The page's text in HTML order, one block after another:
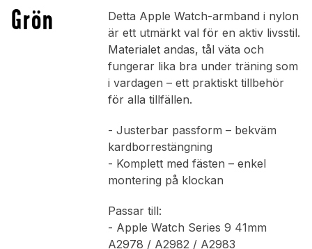
Grön
Detta Apple Watch-armband i nylon
är ett utmärkt val för en aktiv livsstil.
Materialet andas, tål väta och
fungerar lika bra under träning som
i vardagen – ett praktiskt tillbehör
för alla tillfällen.
- Justerbar passform – bekväm
kardborrestängning
- Komplett med fästen – enkel
montering på klockan
Passar till:
- Apple Watch Series 9 41mm
A2978 / A2982 / A2983